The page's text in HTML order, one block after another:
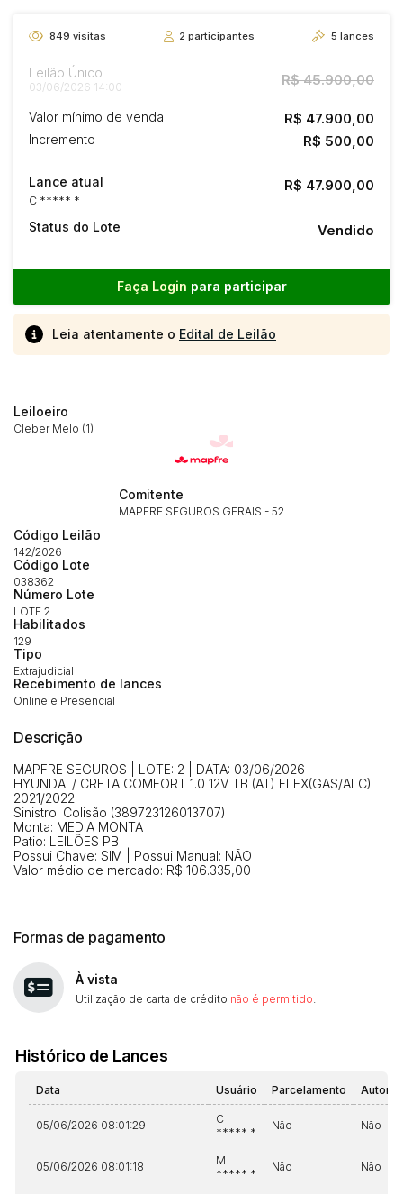
849 visitas 2participantes 5 lances
Leilão Único
03/06/2026 14:00 R$ 45.900,00
Valor mínimo de venda R$ 47.900,00
Incremento R$ 500,00
Lance atual
C ***** *
R$ 47.900,00
Status do Lote Vendido
Faça Login para participar
Leia atentamente o Edital de Leilão
Leiloeiro
Cleber Melo (1)
Comitente
MAPFRE SEGUROS GERAIS - 52
Código Leilão
142/2026
Código Lote
038362
Número Lote
LOTE 2
Habilitados
129
Tipo
Extrajudicial
Recebimento de lances
Online e Presencial
Descrição
MAPFRE SEGUROS | LOTE: 2 | DATA: 03/06/2026
HYUNDAI / CRETA COMFORT 1.0 12V TB (AT) FLEX(GAS/ALC)
2021/2022
Sinistro: Colisão (389723126013707)
Monta: MEDIA MONTA
Patio: LEILÕES PB
Possui Chave: SIM | Possui Manual: NÃO
Valor médio de mercado: R$ 106.335,00
Formas de pagamento
À vista
Utilização de carta de crédito não é permitido
Histórico de Lances
Data Usuário Parcelamento
05/06/2026 08:01:29
C
***** *
Não Não
05/06/2026 08:01:18
M
***** *
Não Não
Envie sua Proposta
14/04/2025 18:43:11
14/04/2025 18:43:11
Clique aqui para fazer login
Habilite-se para efetuar lances ou
propostas